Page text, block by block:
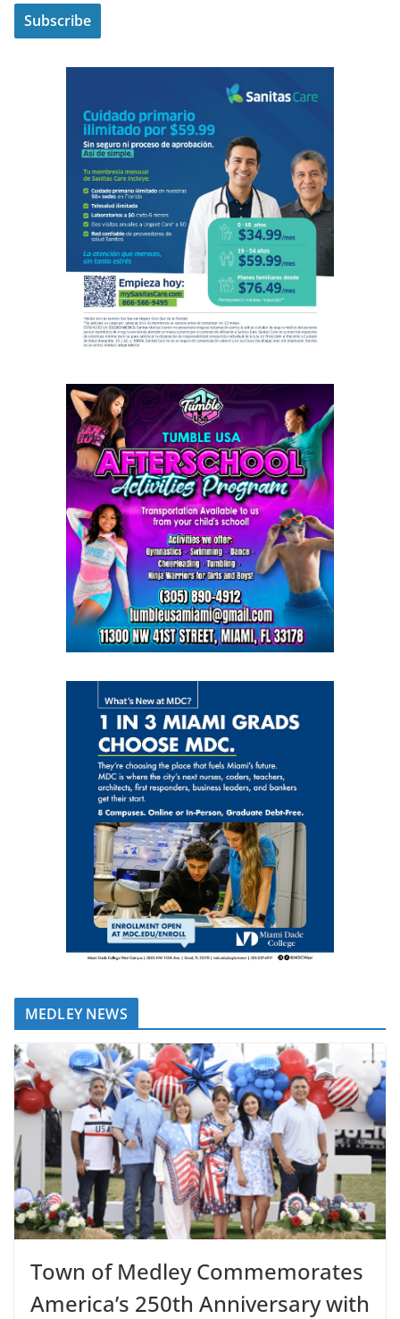
MEDLEY NEWS
Town of Medley Commemorates
America’s 250th Anniversary with